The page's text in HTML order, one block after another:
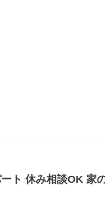
ト 休み相談OK 家